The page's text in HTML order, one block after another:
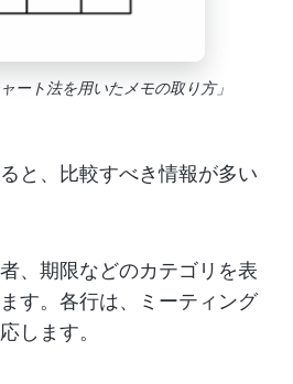
ート法を用いたメモの取り方」
と、比較すべき情報が多い
、期限などのカテゴリを表
す。各行は、ミーティング
します。